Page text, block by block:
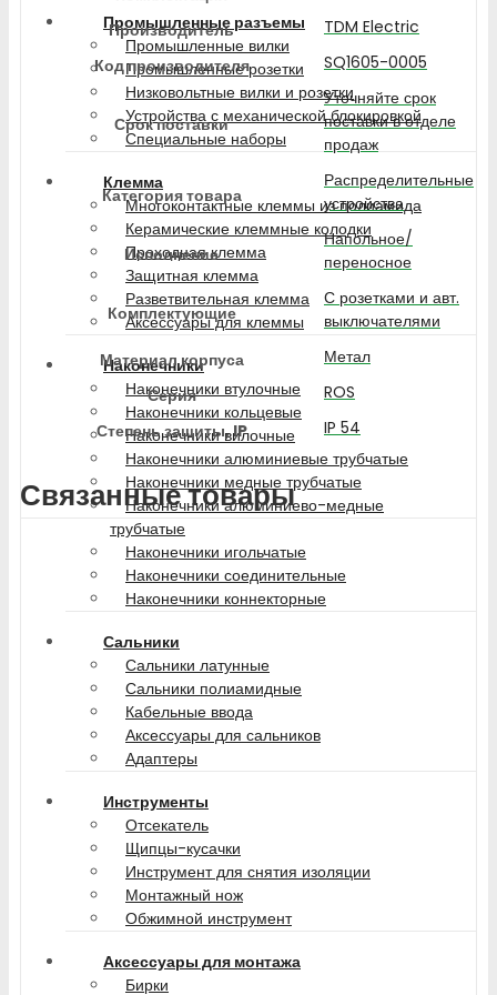
Промышленные разъемы
Промышленные вилки
Промышленные розетки
Низковольтные вилки и розетки
Устройства с механической блокировкой
Специальные наборы
Клемма
Многоконтактные клеммы из полиамида
Керамические клеммные колодки
Проходная клемма
Защитная клемма
Разветвительная клемма
Аксессуары для клеммы
Наконечники
Наконечники втулочные
Наконечники кольцевые
Наконечники вилочные
Наконечники алюминиевые трубчатые
Наконечники медные трубчатые
Наконечники алюминиево-медные
трубчатые
Наконечники игольчатые
Наконечники соединительные
Наконечники коннекторные
Сальники
Сальники латунные
Сальники полиамидные
Кабельные ввода
Аксессуары для сальников
Адаптеры
Инструменты
Отсекатель
Щипцы-кусачки
Инструмент для снятия изоляции
Монтажный нож
Обжимной инструмент
Аксессуары для монтажа
Бирки
Производитель
TDM Electric
Код производителя
SQ1605-0005
Срок поставки
Уточняйте срок
поставки в отделе
продаж
Категория товара
Распределительные
устройства
Исполнение
Напольное/
переносное
Комплектующие
С розетками и авт.
выключателями
Материал корпуса
Метал
Серия
ROS
Степень защиты, IP
IP 54
Связанные товары